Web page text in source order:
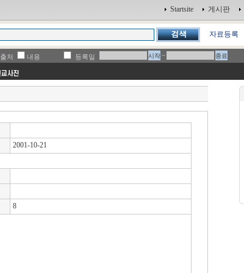
Startsite 게시판
자료등록
출처 내용 등록일 ~
2001-10-21
8